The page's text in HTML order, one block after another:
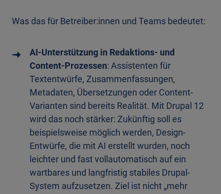
Was das für Betreiber:innen und Teams bedeutet:
AI-Unterstützung in Redaktions- und
Content-Prozessen: Assistenten für
Textentwürfe, Zusammenfassungen,
Metadaten, Übersetzungen oder Content-
Varianten sind bereits Realität. Mit Drupal 12
wird das noch stärker: Zukünftig soll es
beispielsweise möglich werden, Design-
Entwürfe, die mit AI erstellt wurden, noch
leichter und fast vollautomatisch auf ein
wartbares und langfristig stabiles Drupal-
System aufzusetzen. Ziel ist nicht „mehr